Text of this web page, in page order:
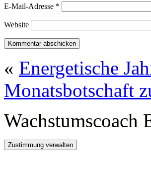
E-Mail-Adresse *
Website
« Energetische
Monatsbotschaft
Zustimmung verwalten